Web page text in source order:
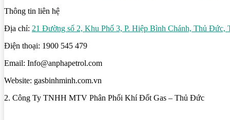
Thông tin liên hệ
Địa chỉ: 21 Đường số 2, Khu Phố 3, P. Hiệp Bình Chánh, Thủ Đức,
Điện thoại: 1900 545 479
Email: Info@anphapetrol.com
Website: gasbinhminh.com.vn
2. Công Ty TNHH MTV Phân Phối Khí Đốt Gas – Thủ Đức